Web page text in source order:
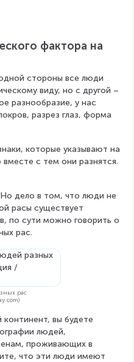
фактора на
стороны все люди
виду, но с другой –
разнообразие, у нас
разрез глаз, форма
которые указывают на
с тем они разнятся.
дело в том, что люди не
расы существует
по сути можно говорить о
рас.
рас
вы будете
людей,
проживающих в
что эти люди имеют